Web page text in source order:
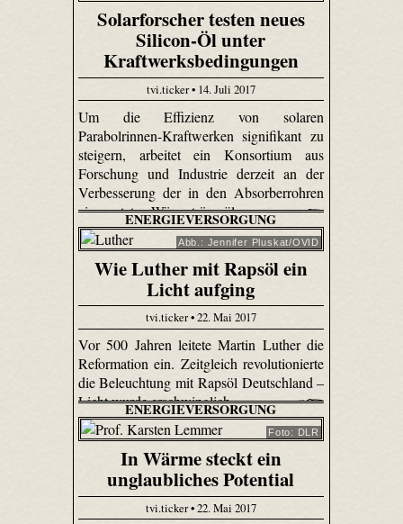
Solarforscher testen neues
Silicon-Öl unter
Kraftwerksbedingungen
tvi.ticker • 14. Juli 2017
Um die Effizienz von solaren
Parabolrinnen-Kraftwerken signifikant zu
steigern, arbeitet ein Konsortium aus
Forschung und Industrie derzeit an der
Verbesserung der in den Absorberrohren
eingesetzten Wärmeträgerölen.
ENERGIEVERSORGUNG
Abb.: Jennifer Pluskat/OVID
Wie Luther mit Rapsöl ein
Licht aufging
tvi.ticker • 22. Mai 2017
Vor 500 Jahren leitete Martin Luther die
Reformation ein. Zeitgleich revolutionierte
die Beleuchtung mit Rapsöl Deutschland –
Licht wurde erschwinglich.
ENERGIEVERSORGUNG
Foto: DLR
In Wärme steckt ein
unglaubliches Potential
tvi.ticker • 22. Mai 2017